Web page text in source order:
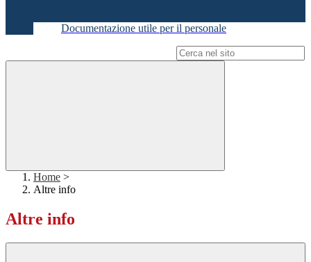
Documentazione utile per il personale
Home >
Altre info
Altre info